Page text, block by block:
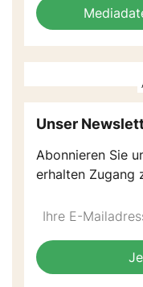
Unser
Abonnieren Sie
erhalten Zugang
Do
fill
this
*Ihre
Mailadresse: